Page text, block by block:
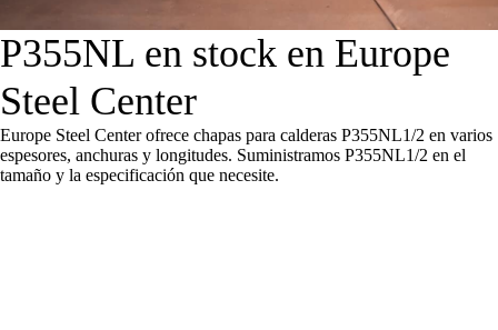
P355NL en stock en Europe
Steel Center
Europe Steel Center ofrece chapas para calderas P355NL1/2 en varios
espesores, anchuras y longitudes. Suministramos P355NL1/2 en el
tamaño y la especificación que necesite.